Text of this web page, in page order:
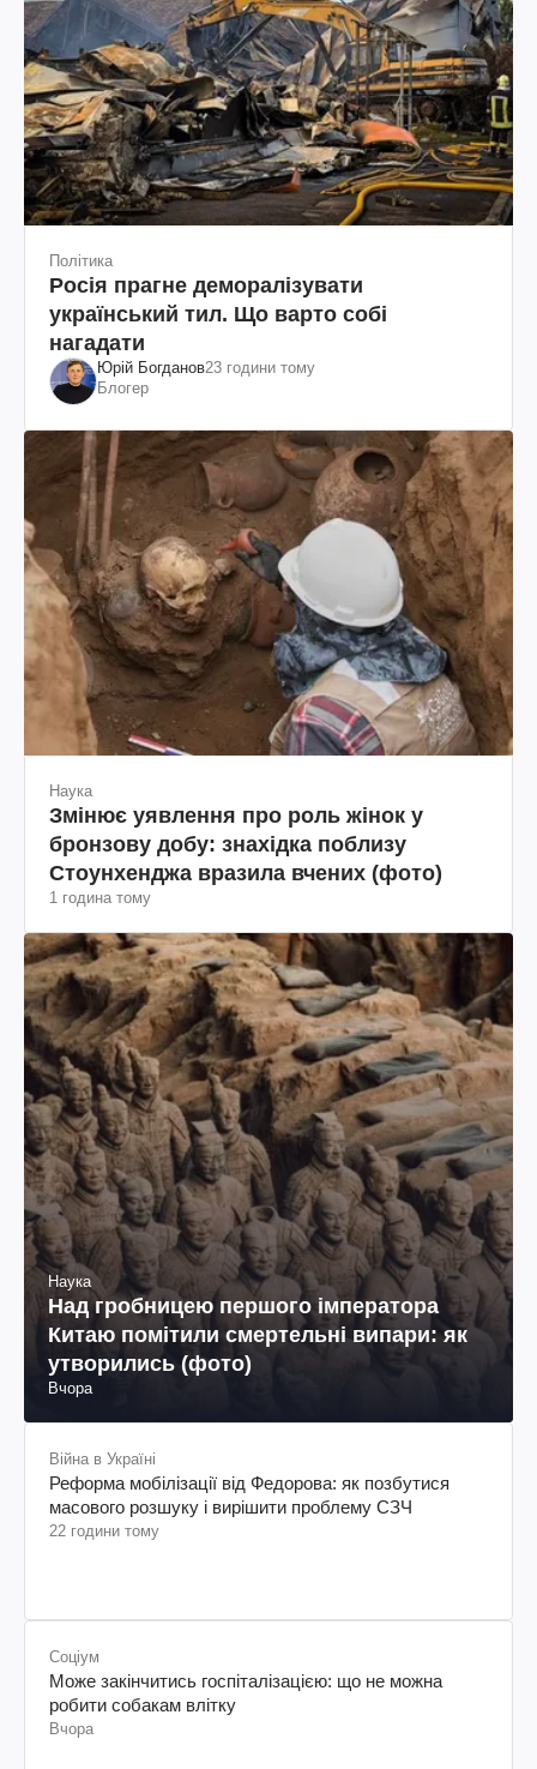
Політика
Росія прагне деморалізувати
український тил. Що варто собі
нагадати
Юрій Богданов23 години тому
Блогер
Наука
Змінює уявлення про роль жінок у
бронзову добу: знахідка поблизу
Стоунхенджа вразила вчених (фото)
1 година тому
Наука
Над гробницею першого імператора
Китаю помітили смертельні випари: як
утворились (фото)
Вчора
Війна в Україні
Реформа мобілізації від Федорова: як позбутися
масового розшуку і вирішити проблему СЗЧ
22 години тому
Соціум
Може закінчитись госпіталізацією: що не можна
робити собакам влітку
Вчора